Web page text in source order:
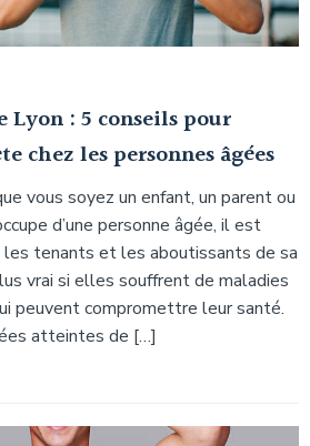
Lyon : 5 conseils pour
chez les personnes âgées
vous soyez un enfant, un parent ou
d’une personne âgée, il est
tenants et les aboutissants de sa
vrai si elles souffrent de maladies
peuvent compromettre leur santé.
atteintes de […]